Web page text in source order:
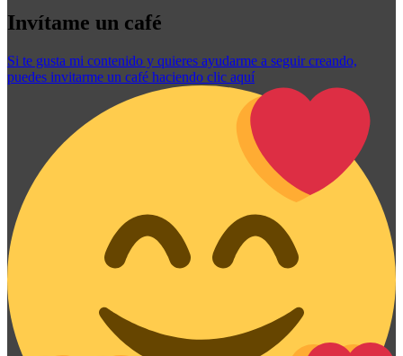
Invítame un café
Si te gusta mi contenido y quieres ayudarme a seguir creando,
puedes invitarme un café haciendo clic aquí